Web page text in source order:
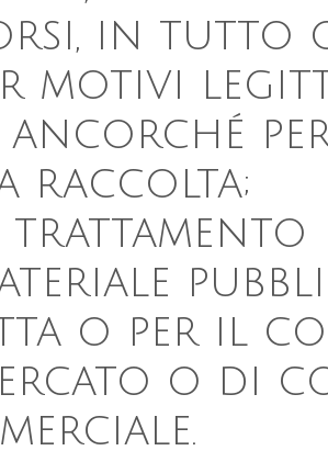
in tutto
motivi
ancorché
raccolta;
o per il
o di